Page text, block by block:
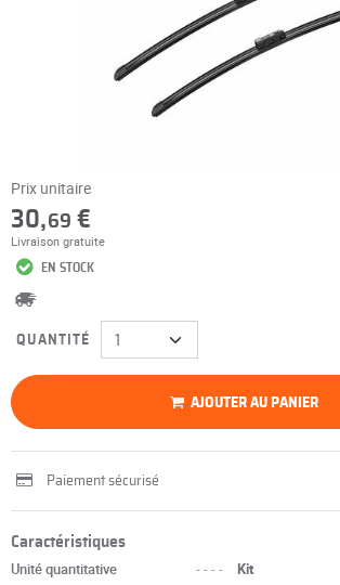
Prix unitaire
30,69 €
Livraison gratuite
EN STOCK
QUANTITÉ
AJOUTER AU PANIER
Paiement sécurisé
Caractéristiques
Unité quantitative ----
Kit